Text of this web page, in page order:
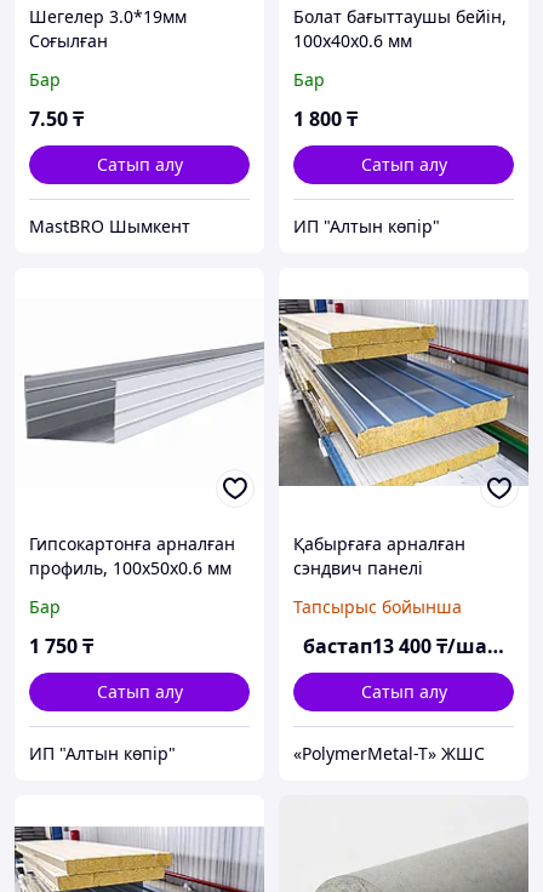
Шегелер 3.0*19мм
Соғылған
Бар
7.50₸
Сатып алу
MastBRO Шымкент
Болат бағыттаушы бейін,
100х40х0.6 мм
Бар
1 800₸
Сатып алу
ИП "Алтын көпір"
Гипсокартонға арналған
профиль, 100х50х0.6 мм
Бар
1 750₸
Сатып алу
ИП "Алтын көпір"
Қабырғаға арналған
сэндвич панелі
Тапсырыс бойынша
бастап13 400₸/шаршы м
Сатып алу
«PolymerMetal-T» ЖШС